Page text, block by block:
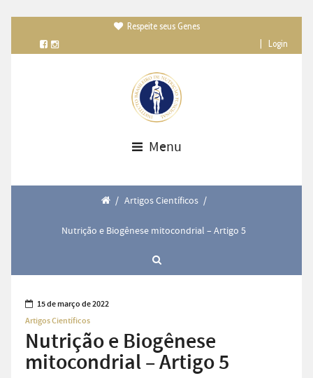
Respeite seus Genes
Login
Menu
/ Artigos Científicos /
Nutrição e Biogênese mitocondrial – Artigo 5
15 de março de 2022
Artigos Científicos
Nutrição e Biogênese
mitocondrial – Artigo 5